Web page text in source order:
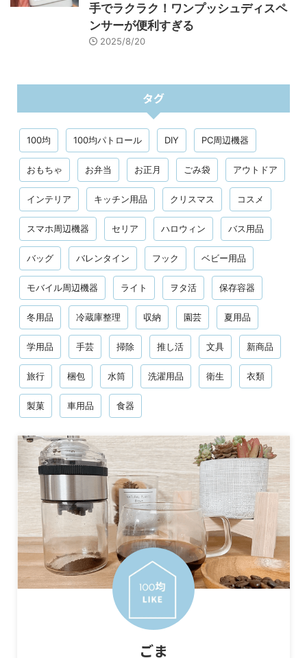
手でラクラク！ワンプッシュディスペ
ンサーが便利すぎる
2025/8/20
タグ
100均 100均パトロール DIY PC周辺機器
おもちゃ お弁当 お正月 ごみ袋 アウトドア
インテリア キッチン用品 クリスマス コスメ
スマホ周辺機器 セリア ハロウィン バス用品
バッグ バレンタイン フック ベビー用品
モバイル周辺機器 ライト ヲタ活 保存容器
冬用品 冷蔵庫整理 収納 園芸 夏用品
学用品 手芸 掃除 推し活 文具 新商品
旅行 梱包 水筒 洗濯用品 衛生 衣類
製菓 車用品 食器
ごま